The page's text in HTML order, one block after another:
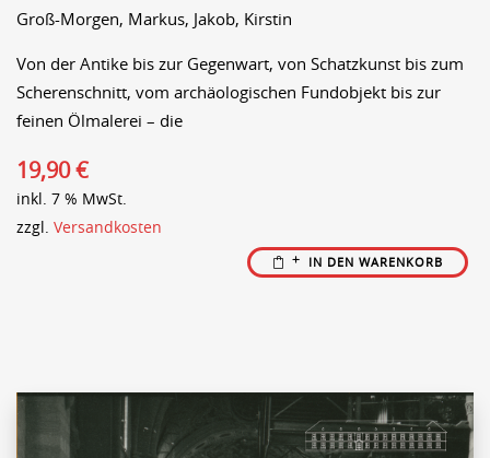
Groß-Morgen, Markus, Jakob, Kirstin
Von der Antike bis zur Gegenwart, von Schatzkunst bis zum
Scherenschnitt, vom archäologischen Fundobjekt bis zur
feinen Ölmalerei – die
19,90€
inkl. 7 % MwSt.
zzgl. Versandkosten
IN DEN WARENKORB